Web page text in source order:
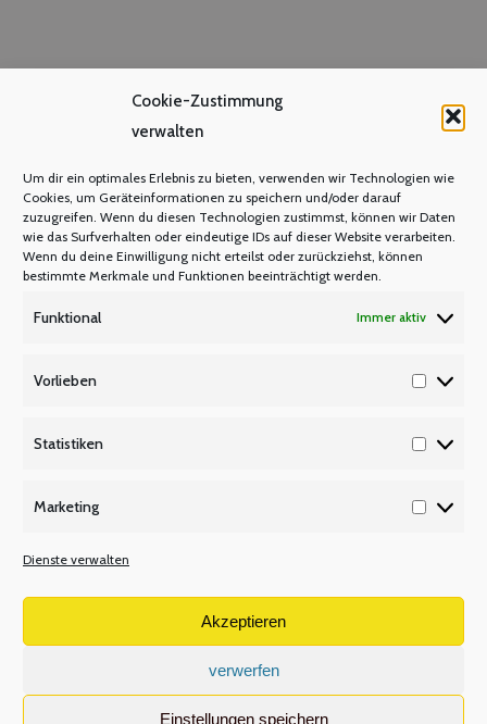
Cookie-Zustimmung
verwalten
Um dir ein optimales Erlebnis zu bieten, verwenden wir Technologien wie
Cookies, um Geräteinformationen zu speichern und/oder darauf
zuzugreifen. Wenn du diesen Technologien zustimmst, können wir Daten
wie das Surfverhalten oder eindeutige IDs auf dieser Website verarbeiten.
Wenn du deine Einwilligung nicht erteilst oder zurückziehst, können
bestimmte Merkmale und Funktionen beeinträchtigt werden.
Funktional Immer aktiv
Vorlieben
Statistiken
Marketing
Dienste verwalten
Akzeptieren
verwerfen
Einstellungen speichern
Mitgliedsbeitrag
Mitglied werden
P Q R
Publikationen/Plakate
Versetzungsordnung APO-SI
Volltextsuche
Search: